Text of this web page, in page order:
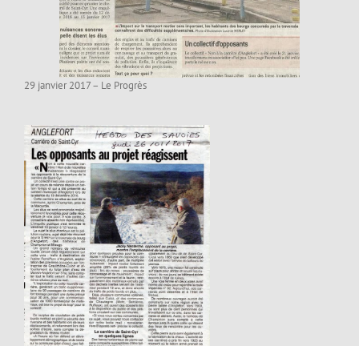
29 janvier 2017 – Le Progrès